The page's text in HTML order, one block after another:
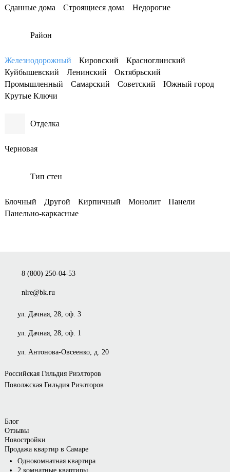
Сданные дома Строящиеся дома Недорогие
Район
Железнодорожный Кировский
Красноглинский
Куйбышевский
Ленинский
Октябрьский
Промышленный
Самарский Советский
Южный город
Крутые Ключи
Отделка
Черновая
Тип стен
Блочный Другой Кирпичный Монолит
Панели
Панельно-каркасные
8 (800) 250-04-53
nlre@bk.ru
ул. Дачная, 28, оф. 3
ул. Дачная, 28, оф. 1
ул. Антонова-Овсеенко, д. 20
Российская Гильдия Риэлторов
Поволжская Гильдия Риэлторов
Блог
Отзывы
Новостройки
Продажа квартир в Самаре
Однокомнатная квартира
2 комнатные квартиры